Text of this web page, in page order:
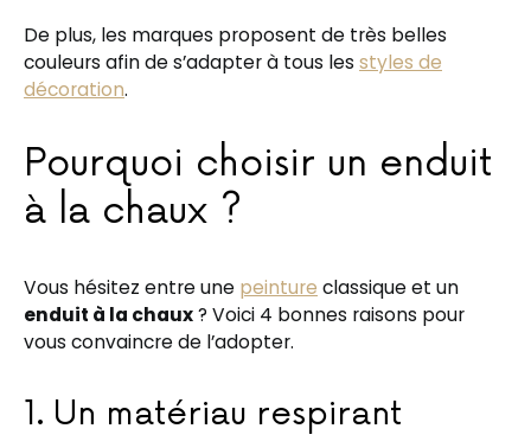
De plus, les marques proposent de très belles
couleurs afin de s’adapter à tous les styles de
décoration.
Pourquoi choisir un enduit
à la chaux ?
Vous hésitez entre une peinture classique et un
enduit à la chaux? Voici 4 bonnes raisons pour
vous convaincre de l’adopter.
1. Un matériau respirant